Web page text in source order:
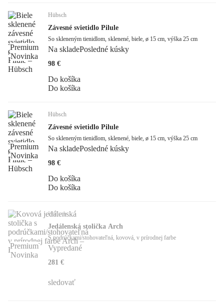
Premium
Novinka
Hübsch
Závesné svietidlo Pilule
So skleneným tienidlom, sklenené, biele, ø 15 cm, výška 25 cm
Na skladePosledné kúsky
98 €
Do košíka
Do košíka
Premium
Novinka
Hübsch
Závesné svietidlo Pilule
So skleneným tienidlom, sklenené, biele, ø 15 cm, výška 25 cm
Na skladePosledné kúsky
98 €
Do košíka
Do košíka
Premium
Novinka
Hübsch
Jedálenská stolička Arch
S podrúčkami/stohovateľná, kovová, v prírodnej farbe
Vypredané
281 €
sledovať